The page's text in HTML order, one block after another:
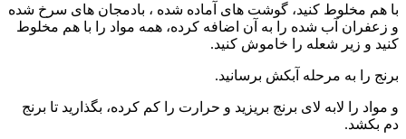
با هم مخلوط کنید، گوشت های آماده شده ، بادمجان های سرخ شده
و زعفران آب شده را به آن اضافه کرده، همه مواد را با هم مخلوط
کنید و زیر شعله را خاموش کنید.
برنج را به مرحله آبکش برسانید.
و مواد را لابه لای برنج بریزید و حرارت را کم کرده، بگذارید تا برنج
دم بکشد.